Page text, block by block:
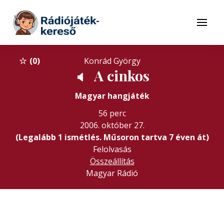
Tovább a tartalomhoz
Menü
0 Konrád György
🔈 A cinkos
Magyar hangjáték
56 perc
2006. október 27.
(Legalább 1 ismétlés. Műsoron tartva 7 éven át)
Felolvasás
Összeállítás
Magyar Rádió